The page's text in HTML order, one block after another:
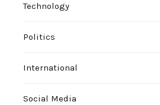
Technology
Politics
International
Social Media